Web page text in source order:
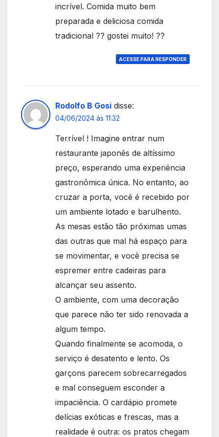
incrível. Comida muito bem
preparada e deliciosa comida
tradicional ?? gostei muito! ??
ACESSE PARA RESPONDER
Rodolfo B Gosi disse:
04/06/2024 às 11:32
Terrível ! Imagine entrar num
restaurante japonês de altíssimo
preço, esperando uma experiência
gastronômica única. No entanto, ao
cruzar a porta, você é recebido por
um ambiente lotado e barulhento.
As mesas estão tão próximas umas
das outras que mal há espaço para
se movimentar, e você precisa se
espremer entre cadeiras para
alcançar seu assento.
O ambiente, com uma decoração
que parece não ter sido renovada a
algum tempo.
Quando finalmente se acomoda, o
serviço é desatento e lento. Os
garçons parecem sobrecarregados
e mal conseguem esconder a
impaciência. O cardápio promete
delícias exóticas e frescas, mas a
realidade é outra: os pratos chegam